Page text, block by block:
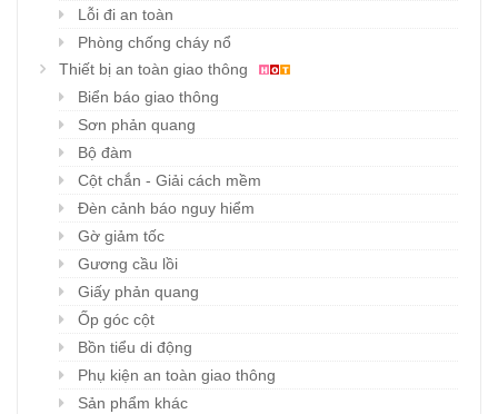
Lỗi đi an toàn
Phòng chống cháy nổ
Thiết bị an toàn giao thông
Biển báo giao thông
Sơn phản quang
Bộ đàm
Cột chắn - Giải cách mềm
Đèn cảnh báo nguy hiểm
Gờ giảm tốc
Gương cầu lồi
Giấy phản quang
Ốp góc cột
Bồn tiểu di động
Phụ kiện an toàn giao thông
Sản phẩm khác